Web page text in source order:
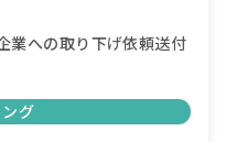
業への取り下げ依頼送付
グ